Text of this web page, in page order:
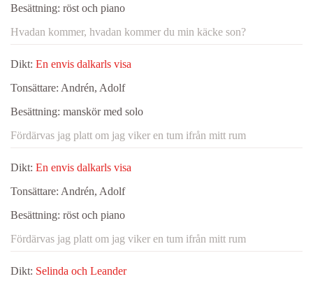
Besättning: röst och piano
Hvadan kommer, hvadan kommer du min käcke son?
Dikt: En envis dalkarls visa
Tonsättare: Andrén, Adolf
Besättning: manskör med solo
Fördärvas jag platt om jag viker en tum ifrån mitt rum
Dikt: En envis dalkarls visa
Tonsättare: Andrén, Adolf
Besättning: röst och piano
Fördärvas jag platt om jag viker en tum ifrån mitt rum
Dikt: Selinda och Leander